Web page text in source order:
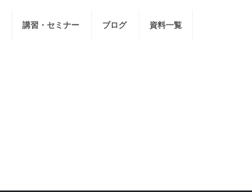
講習・セミナー ブログ 資料一覧